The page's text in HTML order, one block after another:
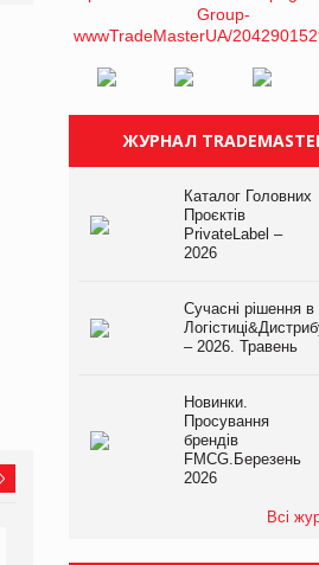
ЖУРНАЛ
Каталог Головних
Проєктів
PrivateLabel –
2026
Сучасні рішення в
– 2026. Травень
Новинки.
Просування
брендів
FMCG.Березень
2026
Всі